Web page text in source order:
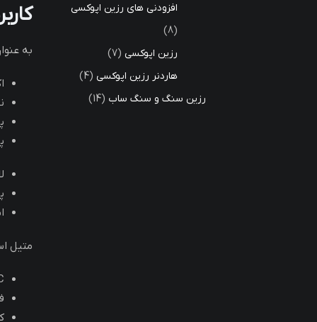
به
متیل
افزودنی های رزین اپوکسی
8
رزین اپوکسی 7
هاردنر رزین اپوکسی 4
رزین سنگ و سنگ ساب 14